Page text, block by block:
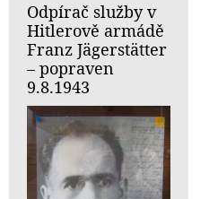
Odpírač služby v
Hitlerově armádě
Franz Jägerstätter
– popraven
9.8.1943